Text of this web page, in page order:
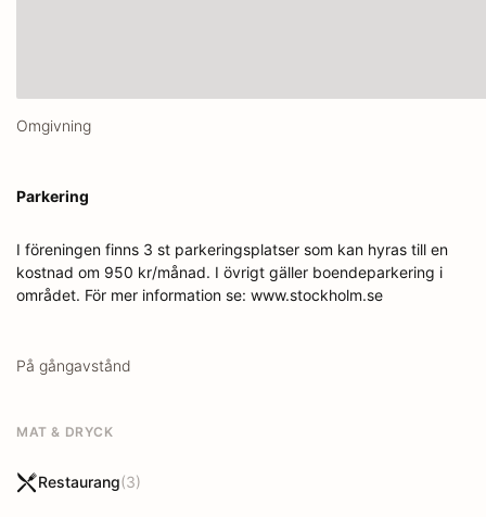
Omgivning
Parkering
I föreningen finns 3 st parkeringsplatser som kan hyras till en
kostnad om 950 kr/månad. I övrigt gäller boendeparkering i
området. För mer information se: www.stockholm.se
På gångavstånd
MAT & DRYCK
Restaurang(3)